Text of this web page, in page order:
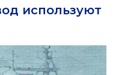
используют